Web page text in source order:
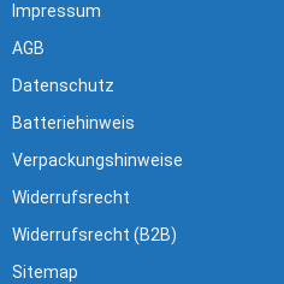
Impressum
AGB
Datenschutz
Batteriehinweis
Verpackungshinweise
Widerrufsrecht
Widerrufsrecht (B2B)
Sitemap